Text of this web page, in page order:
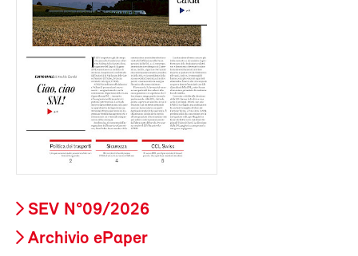
SEV N°09/2026
Archivio ePaper